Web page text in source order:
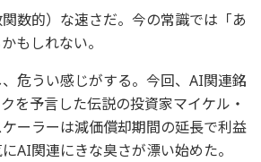
数的）な速さだ。今の常識では「あ
もしれない。
危うい感じがする。今回、AI関連銘
を予言した伝説の投資家マイケル・
ーラーは減価償却期間の延長で利益
AI関連にきな臭さが漂い始めた。